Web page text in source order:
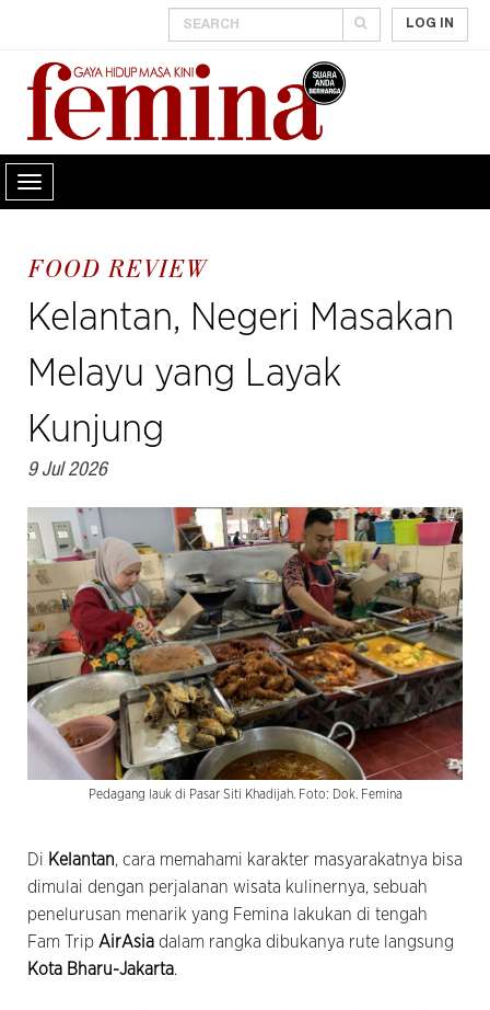
LOG IN
FOOD REVIEW
Kelantan, Negeri Masakan
Melayu yang Layak
Kunjung
9 Jul 2026
Pedagang lauk di Pasar Siti Khadijah. Foto: Dok. Femina
Di Kelantan, cara memahami karakter masyarakatnya bisa
dimulai dengan perjalanan wisata kulinernya, sebuah
penelurusan menarik yang Femina lakukan di tengah
Fam Trip AirAsia dalam rangka dibukanya rute langsung
Kota Bharu-Jakarta.